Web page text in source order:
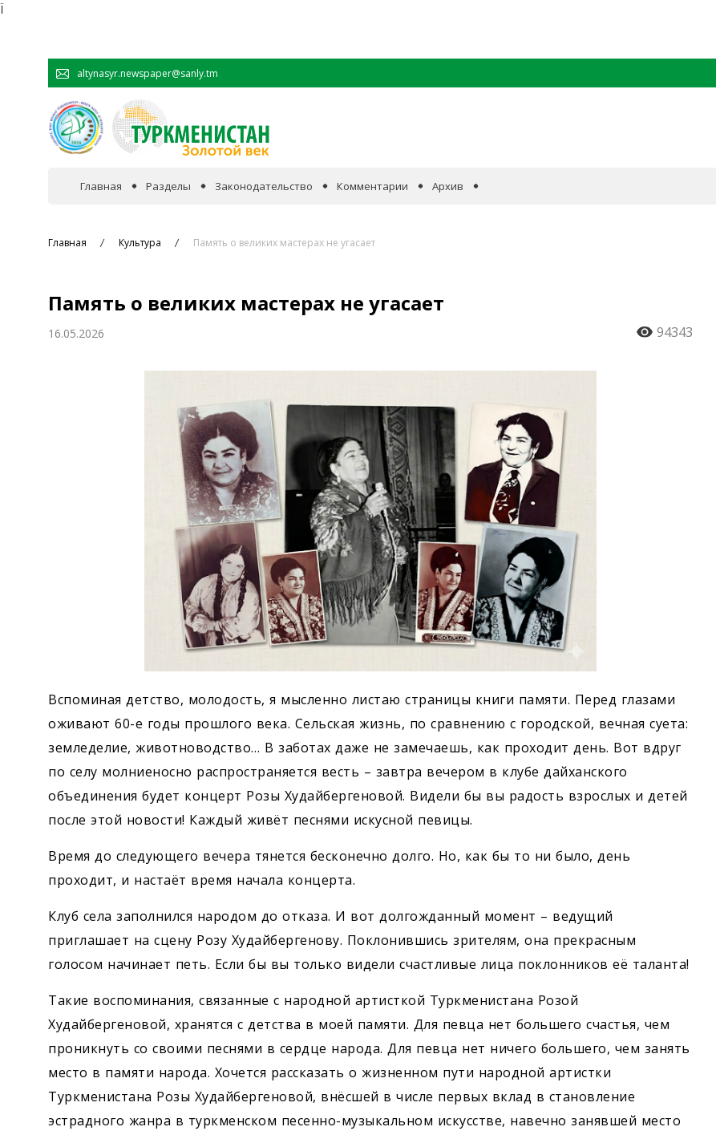
Ï
altynasyr.newspaper@sanly.tm
Главная Разделы
Общество
Культура
Наука
Спорт
Законодательство Комментарии Архив
Главная Культура Память о великих мастерах не угасает
Память о великих мастерах не угасает
16.05.2026 94343
Вспоминая детство, молодость, я мысленно листаю страницы книги памяти. Перед глазами
оживают 60-е годы прошлого века. Сельская жизнь, по сравнению с городской, вечная суета:
земледелие, животноводство… В заботах даже не замечаешь, как проходит день. Вот вдруг
по селу молниеносно распространяется весть – завтра вечером в клубе дайханского
объединения будет концерт Розы Худайбергеновой. Видели бы вы радость взрослых и детей
после этой новости! Каждый живёт песнями искусной певицы.
Время до следующего вечера тянется бесконечно долго. Но, как бы то ни было, день
проходит, и настаёт время начала концерта.
Клуб села заполнился народом до отказа. И вот долгожданный момент – ведущий
приглашает на сцену Розу Худайбергенову. Поклонившись зрителям, она прекрасным
голосом начинает петь. Если бы вы только видели счастливые лица поклонников её таланта!
Такие воспоминания, связанные с народной артисткой Туркменистана Розой
Худайбергеновой, хранятся с детства в моей памяти. Для певца нет большего счастья, чем
проникнуть со своими песнями в сердце народа. Для певца нет ничего большего, чем занять
место в памяти народа. Хочется рассказать о жизненном пути народной артистки
Туркменистана Розы Худайбергеновой, внёсшей в числе первых вклад в становление
эстрадного жанра в туркменском песенно-музыкальном искусстве, навечно занявшей место